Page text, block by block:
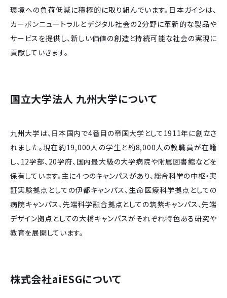
環境への負荷低減に積極的に取り組んでいます。日本ガイシは、
カーボンニュートラルとデジタル社会の2分野に革新的な製品や
サービスを提供し、新しい価値の創造と持続可能な社会の実現に
貢献していきます。
国立大学法人 九州大学について
九州大学は、日本国内で4番目の帝国大学として1911年に創立さ
れました。現在約19,000人の学生と約8,000人の教職員が在籍
し、12学部、20学府、国内最大級の大学病院や附属図書館などを
保有しています。主に４つのキャンパスがあり、総合科学の中枢・実
証実験拠点としての伊都キャンパス、生命医療科学拠点としての
病院キャンパス、先端科学融合拠点としての筑紫キャンパス、先端
デザイン拠点としての大橋キャンパスがそれぞれ特色ある研究や
教育を展開しています。
株式会社aiESGについて